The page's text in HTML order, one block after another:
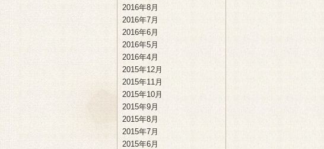
2016年8月
2016年7月
2016年6月
2016年5月
2016年4月
2015年12月
2015年11月
2015年10月
2015年9月
2015年8月
2015年7月
2015年6月